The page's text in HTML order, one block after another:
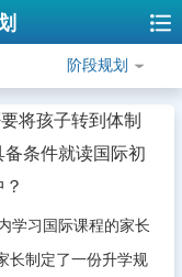
阶段规划
将孩子转到体制
条件就读国际初
学习国际课程的家长
长制定了一份升学规